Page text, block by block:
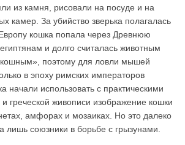
из камня, рисовали на посуде и на
камер. За убийство зверька полагалась
кошка попала через Древнюю
и долго считалась животным
поэтому для ловли мышей
в эпоху римских императоров
начали использовать с практическими
греческой живописи изображение кошки
амфорах и мозаиках. Но это далеко
лишь союзники в борьбе с грызунами.